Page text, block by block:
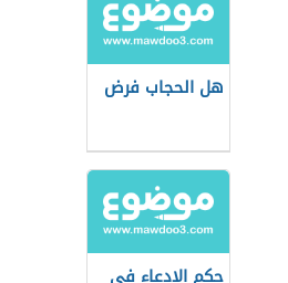
هل الحجاب فرض
حكم الادعاء في